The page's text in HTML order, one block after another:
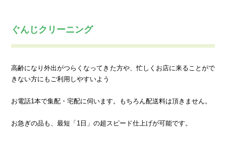
ぐんじクリーニング
高齢になり外出がつらくなってきた方や、忙しくお店に来ることがで
きない方にもご利用しやすいよう
お電話1本で集配・宅配に伺います。もちろん配送料は頂きません。
お急ぎの品も、最短「1日」の超スピード仕上げが可能です。